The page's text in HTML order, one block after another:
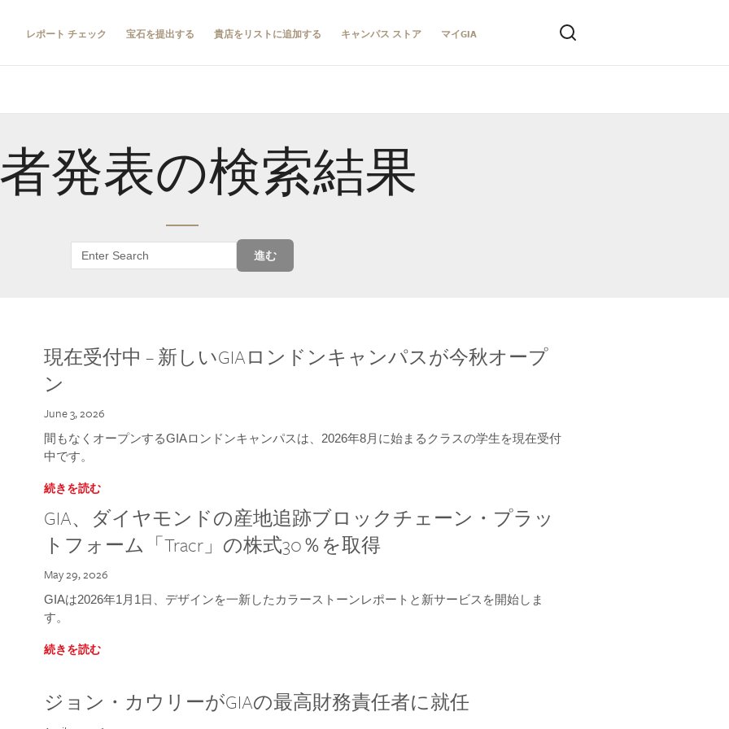
レポート チェック 宝石を提出する 貴店をリストに追加する キャンパス ストア マイGIA
発表の検索結果
進む
現在受付中 – 新しいGIAロンドンキャンパスが今秋オープ
ン
June 3, 2026
間もなくオープンするGIAロンドンキャンパスは、2026年8月に始まるクラスの学生を現在受付
中です。
続きを読む
GIA、ダイヤモンドの産地追跡ブロックチェーン・プラッ
トフォーム「Tracr」の株式30％を取得
May 29, 2026
GIAは2026年1月1日、デザインを一新したカラーストーンレポートと新サービスを開始しま
す。
続きを読む
ジョン・カウリーがGIAの最高財務責任者に就任